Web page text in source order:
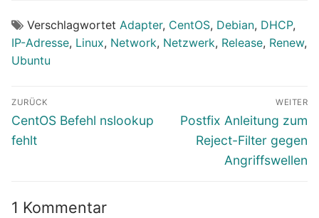
Verschlagwortet Adapter, CentOS, Debian, DHCP,
IP-Adresse, Linux, Network, Netzwerk, Release, Renew,
Ubuntu
Beitragsnavigation
ZURÜCK
Vorheriger
Beitrag:
CentOS Befehl nslookup
fehlt
WEITER
Nächster
Beitrag:
Postfix Anleitung zum
Reject-Filter gegen
Angriffswellen
1 Kommentar